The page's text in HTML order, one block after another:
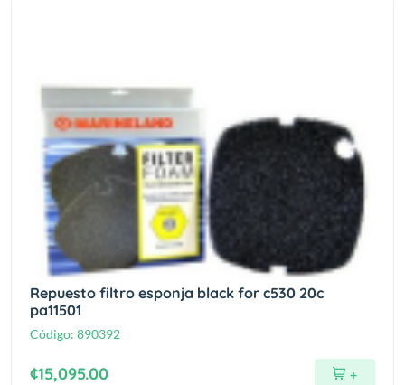
Repuesto filtro esponja black for c530 20c
pa11501
Código: 890392
¢15,095.00 +